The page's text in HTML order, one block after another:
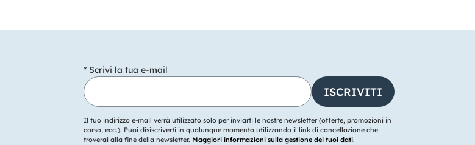
* Scrivi la tua e-mail
Il tuo indirizzo e-mail verrà utilizzato solo per inviarti le nostre newsletter (offerte, promozioni in
corso, ecc.). Puoi disiscriverti in qualunque momento utilizzando il link di cancellazione che
troverai alla fine della newsletter. Maggiori informazioni sulla gestione dei tuoi dati.